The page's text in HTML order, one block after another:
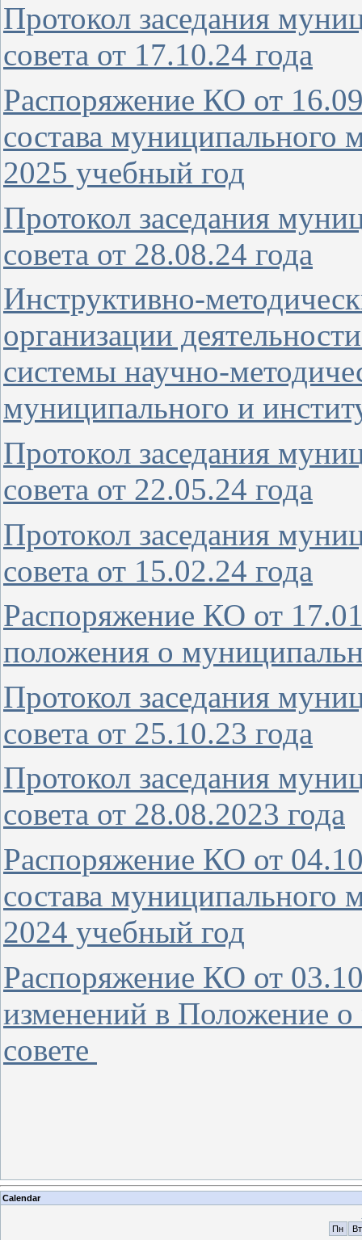
Протокол заседания
совета от 17.10.24 года
Распоряжение КО от
состава муниципального
2025 учебный год
Протокол заседания
совета от 28.08.24 года
Инструктивно-
организации
системы научно-
муниципального и
Протокол заседания
совета от 22.05.24 года
Протокол заседания
совета от 15.02.24 года
Распоряжение КО от
положения о
Протокол заседания
совета от 25.10.23 года
Протокол заседания
совета от 28.08.2023 года
Распоряжение КО от
состава муниципального
2024 учебный год
Распоряжение КО от
изменений в Положение
совете
Calendar
Пн
Вт